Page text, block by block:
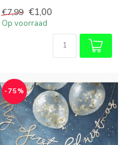
€7,99 €1,00
Op voorraad
-75%